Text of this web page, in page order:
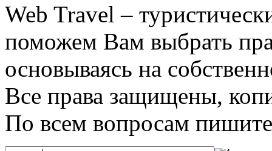
Web Travel –
поможем Вам выбрать
основываясь на
Все права защищены,
По всем вопросам